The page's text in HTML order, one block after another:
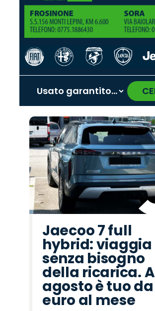
Promo
Seat
Promo
Lancia
Promo
Cupra
Promo
Abarth
Promo
Opel
Promo
Peugeot
Promo
Alfa
Romeo
Promo
Jaecoo
Promo
Citroën
Promo
Hyundai
Promo
Land
Rover
Promo
Jeep
Promo
Mazda
Promo
Fiat
Promo
Omoda
‹
Jaecoo 7 full
hybrid: viaggia
senza bisogno
della ricarica.
agosto è tuo da
euro al mese